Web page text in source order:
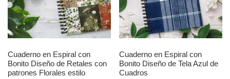
Cuaderno en Espiral con
Bonito Diseño de Retales con
patrones Florales estilo
Cuaderno en Espiral con
Bonito Diseño de Tela Azul de
Cuadros